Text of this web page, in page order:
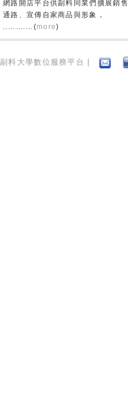
網路開店平台供副料同業們擴展銷售
通路、宣傳自家商品與形象，
............(more)
副料大學數位服務平台 |